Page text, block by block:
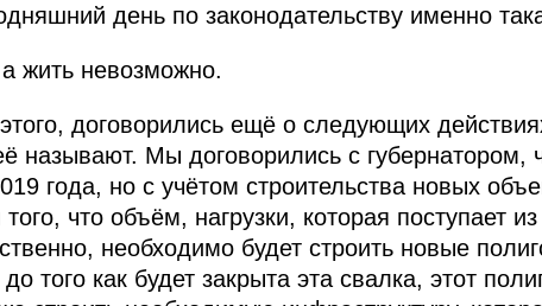
день по законодательству именно
жить невозможно.
договорились ещё о следующих
называют. Мы договорились с губернатором,
года, но с учётом строительства новых
что объём, нагрузки, которая поступает
необходимо будет строить новые
того как будет закрыта эта свалка, этот